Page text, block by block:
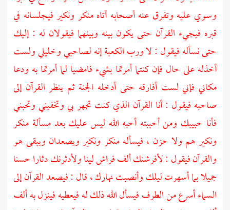
وسوي عليه وتفرق عنه أصحابه أتاهمنكر ونكيرفيجلسانه في
قبره فيجيء القرآن حتى يكون بينه وبينهما فيقولان له : إليك
حتى نسأله فيقول : لا ورب الكعبة إنه لصاحبي وخليلي ولست
أخذله على حال فإن كنتما أمرتما بشيء فامضيا لما أمرتما به ودعا
مكاني فإني لست أفارقه حتى أدخله الجنة ثم ينظر القرآن إلى
صاحبه فيقول : أنا القرآن الذي كنت تجهر بي وتخفيني وتحبني
فأنا حبيبك ومن أحببته أحبه الله ليس عليك بعد مسألة منكر
ونكيرهم ولا حزن ، فيسألهمنكر ونكيرويصعدان ويبقى هو
والقرآن فيقول : لأفرشنك ألف فراش لينا ولأدثرنك دثارا حسنا
جميلا بما أسهرت ليلك وأنصبت نهارك ، قال : فيصعد القرآن إلى
السماء أسرع من الطرف فيسأل الله ذلك له فيعطيه فينزل به ألف